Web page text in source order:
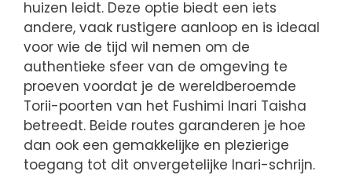
huizen leidt. Deze optie biedt een iets
andere, vaak rustigere aanloop en is ideaal
voor wie de tijd wil nemen om de
authentieke sfeer van de omgeving te
proeven voordat je de wereldberoemde
Torii-poorten van het Fushimi Inari Taisha
betreedt. Beide routes garanderen je hoe
dan ook een gemakkelijke en plezierige
toegang tot dit onvergetelijke Inari-schrijn.